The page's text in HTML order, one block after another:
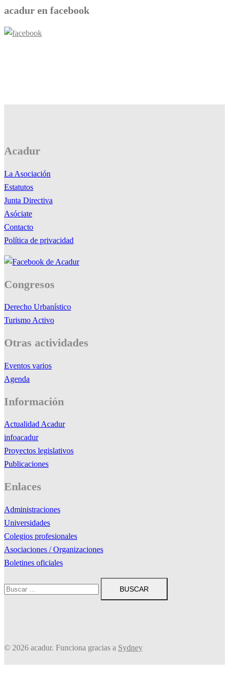
acadur en facebook
Acadur
La Asociación
Estatutos
Junta Directiva
Asóciate
Contacto
Política de privacidad
Congresos
Derecho Urbanístico
Turismo Activo
Otras actividades
Eventos varios
Agenda
Información
Actualidad Acadur
infoacadur
Proyectos legislativos
Publicaciones
Enlaces
Administraciones
Universidades
Colegios profesionales
Asociaciones / Organizaciones
Boletines oficiales
Buscar:
© 2026 acadur. Funciona gracias a Sydney